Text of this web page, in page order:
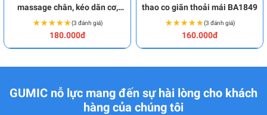
massage chân, kéo dãn cơ,
gân hiệu quả BA1962
★★★★★
★★★★★(3 đánh giá)
180.000đ
thao co giãn thoải mái BA1849
★★★★★
★★★★★(3 đánh giá)
160.000đ
GUMIC nỗ lực mang đến sự hài lòng cho khách
hàng của chúng tôi